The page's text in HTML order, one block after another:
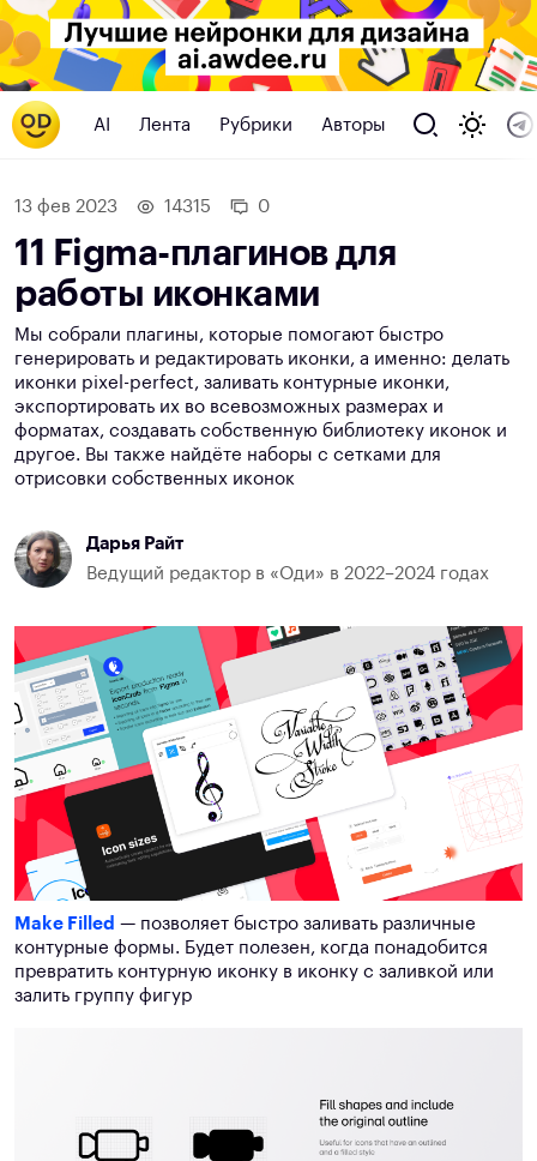
AI Лента Рубрики Авторы
13 фев 2023 14315 0
11 Figma-плагинов для
работы иконками
Мы собрали плагины, которые помогают быстро
генерировать и редактировать иконки, а именно: делать
иконки pixel-perfect, заливать контурные иконки,
экспортировать их во всевозможных размерах и
форматах, создавать собственную библиотеку иконок и
другое. Вы также найдёте наборы с сетками для
отрисовки собственных иконок
Дарья Райт
Ведущий редактор в «Оди» в 2022–2024 годах
Make Filled — позволяет быстро заливать различные
контурные формы. Будет полезен, когда понадобится
превратить контурную иконку в иконку с заливкой или
залить группу фигур